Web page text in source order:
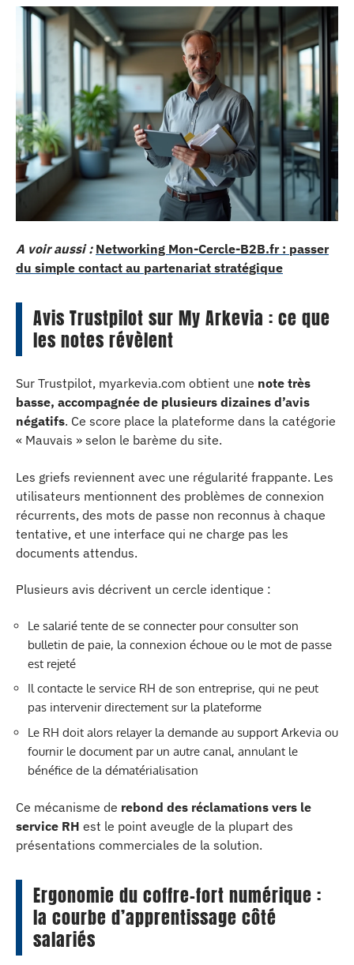
A voir aussi : Networking Mon-Cercle-B2B.fr : passer
du simple contact au partenariat stratégique
Avis Trustpilot sur My Arkevia : ce que
les notes révèlent
Sur Trustpilot, myarkevia.com obtient une note très
basse, accompagnée de plusieurs dizaines d’avis
négatifs. Ce score place la plateforme dans la catégorie
« Mauvais » selon le barème du site.
Les griefs reviennent avec une régularité frappante. Les
utilisateurs mentionnent des problèmes de connexion
récurrents, des mots de passe non reconnus à chaque
tentative, et une interface qui ne charge pas les
documents attendus.
Plusieurs avis décrivent un cercle identique :
Le salarié tente de se connecter pour consulter son
bulletin de paie, la connexion échoue ou le mot de passe
est rejeté
Il contacte le service RH de son entreprise, qui ne peut
pas intervenir directement sur la plateforme
Le RH doit alors relayer la demande au support Arkevia ou
fournir le document par un autre canal, annulant le
bénéfice de la dématérialisation
Ce mécanisme de rebond des réclamations vers le
service RH est le point aveugle de la plupart des
présentations commerciales de la solution.
Ergonomie du coffre-fort numérique :
la courbe d’apprentissage côté
salariés